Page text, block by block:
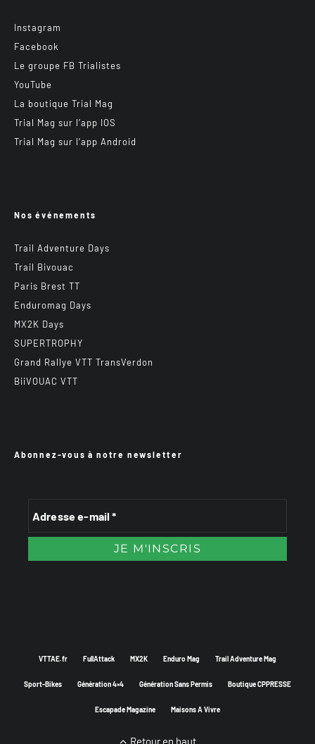
Instagram
Facebook
Le groupe FB Trialistes
YouTube
La boutique Trial Mag
Trial Mag sur l’app IOS
Trial Mag sur l’app Android
Nos événements
Trail Adventure Days
Trail Bivouac
Paris Brest TT
Enduromag Days
MX2K Days
SUPERTROPHY
Grand Rallye VTT TransVerdon
BiiVOUAC VTT
Abonnez-vous à notre newsletter
VTTAE.fr FullAttack MX2K Enduro Mag Trail Adventure Mag
Sport-Bikes Génération 4×4 Génération Sans Permis Boutique CPPRESSE
Escapade Magazine Maisons A Vivre
Retour en haut